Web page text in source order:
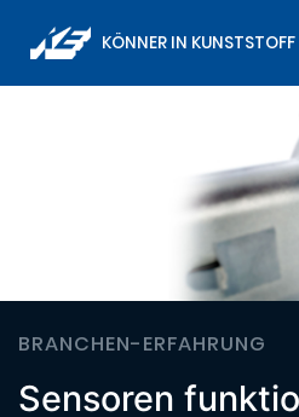
KÖNNER IN KUNSTSTOFF
BRANCHEN-ERFAHRUNG
Sensoren